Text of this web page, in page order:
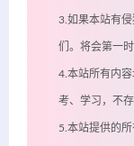
3.如果本站有
们。将会第一时
4.本站所有内
考、学习，不
5.本站提供的